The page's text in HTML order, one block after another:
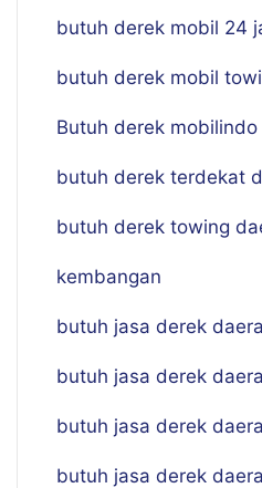
butuh derek mobil 24
butuh derek mobil
Butuh derek mobilindo
butuh derek terdekat
butuh derek towing
kembangan
butuh jasa derek
butuh jasa derek
butuh jasa derek
butuh jasa derek